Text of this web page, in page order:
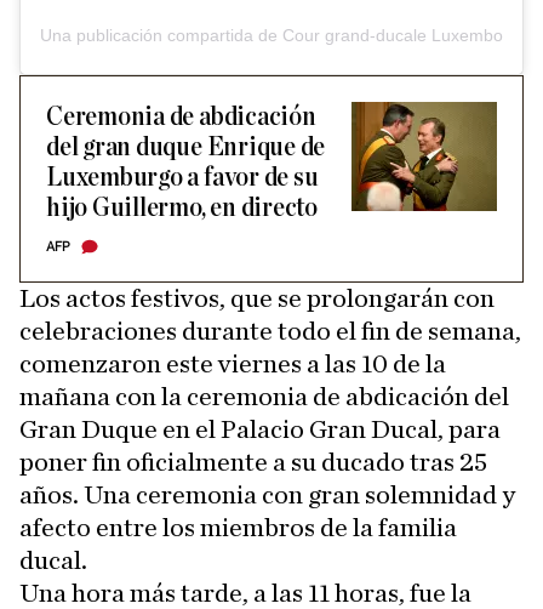
Una publicación compartida de Cour grand-ducale Luxembourg
Ceremonia de abdicación
del gran duque Enrique de
Luxemburgo a favor de su
hijo Guillermo, en directo
AFP
Los actos festivos, que se prolongarán con
celebraciones durante todo el fin de semana,
comenzaron este viernes a las 10 de la
mañana con la ceremonia de abdicación del
Gran Duque en el Palacio Gran Ducal, para
poner fin oficialmente a su ducado tras 25
años. Una ceremonia con gran solemnidad y
afecto entre los miembros de la familia
ducal.
Una hora más tarde, a las 11 horas, fue la